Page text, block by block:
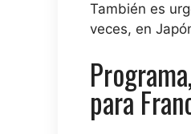
También es
veces, en
para